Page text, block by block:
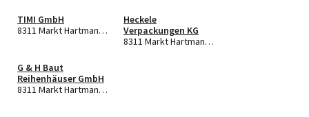
TIMI GmbH
8311 Markt Hartmannsdorf
Heckele
Verpackungen KG
8311 Markt Hartmannsdorf
G & H Baut
Reihenhäuser GmbH
8311 Markt Hartmannsdorf